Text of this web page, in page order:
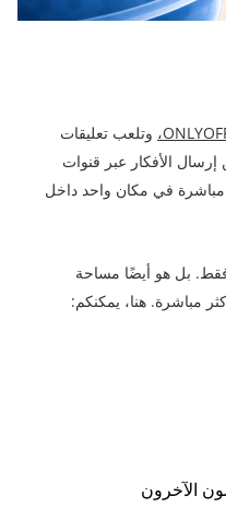
وتلعب تعليقات
الأفكار عبر قنوات
في مكان واحد داخل
بل هو أيضًا مساحة
مباشرة. هنا، يمكنكم:
الآخرون